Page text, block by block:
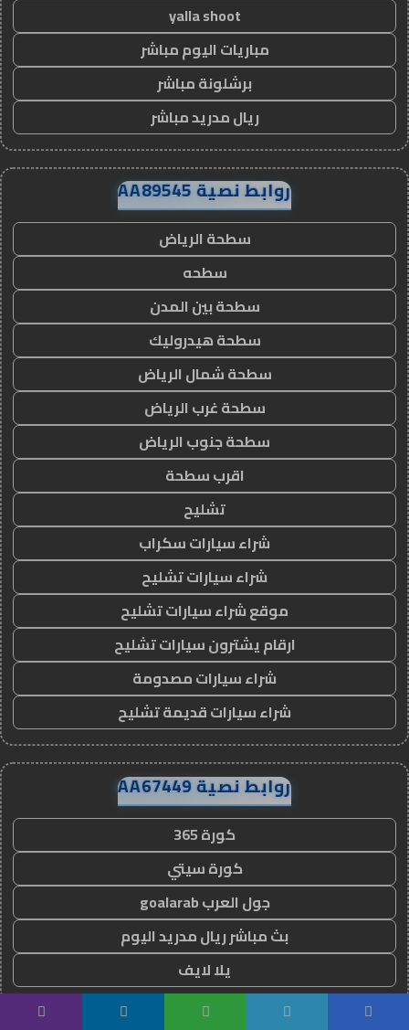
yalla shoot
مباريات اليوم مباشر
برشلونة مباشر
ريال مدريد مباشر
روابط نصية AA89545
سطحة الرياض
سطحه
سطحة بين المدن
سطحة هيدروليك
سطحة شمال الرياض
سطحة غرب الرياض
سطحة جنوب الرياض
اقرب سطحة
تشليح
شراء سيارات سكراب
شراء سيارات تشليح
موقع شراء سيارات تشليح
ارقام يشترون سيارات تشليح
شراء سيارات مصدومة
شراء سيارات قديمة تشليح
روابط نصية AA67449
كورة 365
كورة سيتي
جول العرب goalarab
بث مباشر ريال مدريد اليوم
يلا لايف